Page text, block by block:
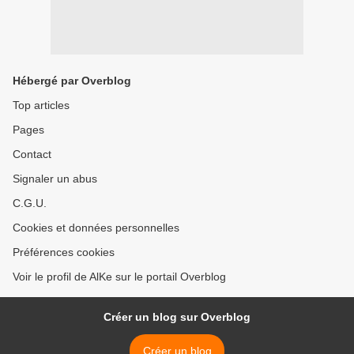
Hébergé par Overblog
Top articles
Pages
Contact
Signaler un abus
C.G.U.
Cookies et données personnelles
Préférences cookies
Voir le profil de AlKe sur le portail Overblog
Créer un blog sur Overblog
Créer un blog